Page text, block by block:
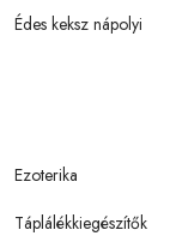
Édes keksz nápolyi
Ezoterika
Táplálékkiegészítők